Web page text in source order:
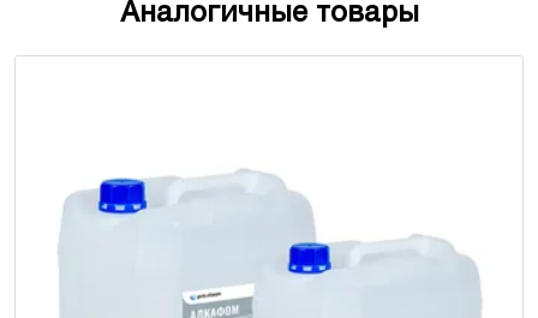
Аналогичные товары